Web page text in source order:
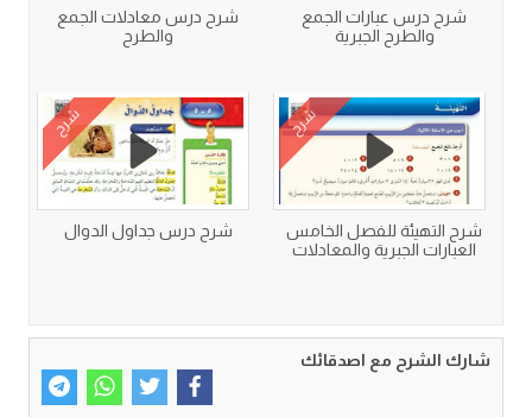
شرح درس عبارات الجمع
والطرح الجبرية
شرح درس معادلات الجمع
والطرح
شرح
شرح التهيئة للفصل الخامس
العبارات الجبرية والمعادلات
شرح
شرح درس جداول الدوال
شارك الشرح مع اصدقائك